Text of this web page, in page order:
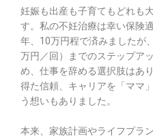
妊娠も出産も子育てもどれも
す。私の不妊治療は幸い保険
年、10万円程で済みました
万円／回）までのステップア
め、仕事を辞める選択肢はあ
得た信頼、キャリアを「ママ
う想いもありました。
本来、家族計画やライフプラ